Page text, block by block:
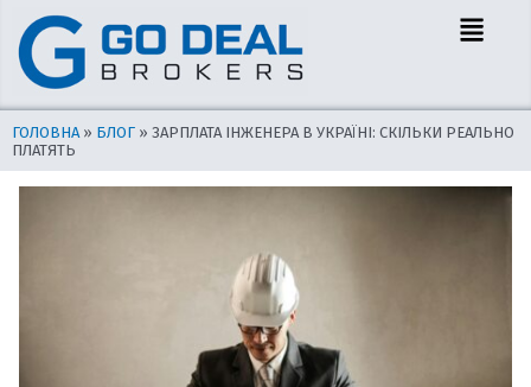
Перейти
до
вмісту
Menu
ГОЛОВНА » БЛОГ » ЗАРПЛАТА ІНЖЕНЕРА В УКРАЇНІ: СКІЛЬКИ РЕАЛЬНО
ПЛАТЯТЬ
Навігація
по
запису